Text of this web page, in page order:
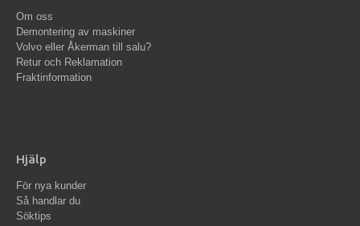
Om oss
Demontering av maskiner
Volvo eller Åkerman till salu?
Retur och Reklamation
Fraktinformation
Hjälp
För nya kunder
Så handlar du
Söktips